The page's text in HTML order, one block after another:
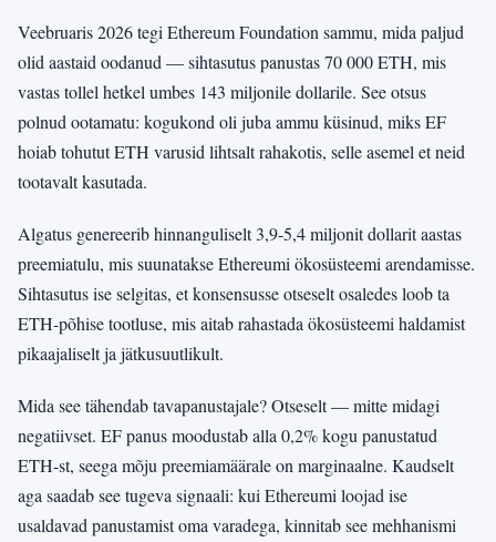
Veebruaris 2026 tegi Ethereum Foundation sammu, mida paljud
olid aastaid oodanud — sihtasutus panustas 70 000 ETH, mis
vastas tollel hetkel umbes 143 miljonile dollarile. See otsus
polnud ootamatu: kogukond oli juba ammu küsinud, miks EF
hoiab tohutut ETH varusid lihtsalt rahakotis, selle asemel et neid
tootavalt kasutada.
Algatus genereerib hinnanguliselt 3,9-5,4 miljonit dollarit aastas
preemiatulu, mis suunatakse Ethereumi ökosüsteemi arendamisse.
Sihtasutus ise selgitas, et konsensusse otseselt osaledes loob ta
ETH-põhise tootluse, mis aitab rahastada ökosüsteemi haldamist
pikaajaliselt ja jätkusuutlikult.
Mida see tähendab tavapanustajale? Otseselt — mitte midagi
negatiivset. EF panus moodustab alla 0,2% kogu panustatud
ETH-st, seega mõju preemiamäärale on marginaalne. Kaudselt
aga saadab see tugeva signaali: kui Ethereumi loojad ise
usaldavad panustamist oma varadega, kinnitab see mehhanismi